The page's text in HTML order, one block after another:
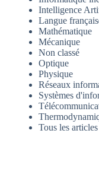
Intelligence
Langue
Mathématique
Mécanique
Non classé
Optique
Physique
Réseaux
Systèmes
Tous les articles